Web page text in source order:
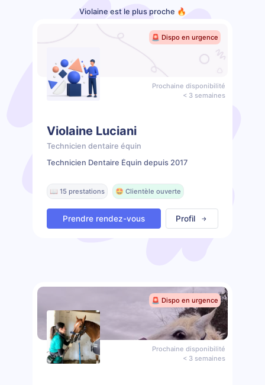
Violaine est le plus proche 🔥
🚨 Dispo en urgence
Prochaine disponibilité
< 3 semaines
Violaine Luciani
Technicien dentaire équin
Technicien Dentaire Équin depuis 2017
📖 15 prestations 🤩 Clientèle ouverte
Prendre rendez-vous Profil
🚨 Dispo en urgence
Prochaine disponibilité
< 3 semaines